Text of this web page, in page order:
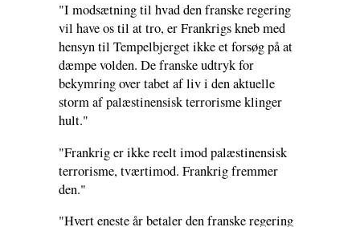
"I modsætning til hvad den franske regering
vil have os til at tro, er Frankrigs kneb med
hensyn til Tempelbjerget ikke et forsøg på at
dæmpe volden. De franske udtryk for
bekymring over tabet af liv i den aktuelle
storm af palæstinensisk terrorisme klinger
hult."
"Frankrig er ikke reelt imod palæstinensisk
terrorisme, tværtimod. Frankrig fremmer
den."
"Hvert eneste år betaler den franske regering